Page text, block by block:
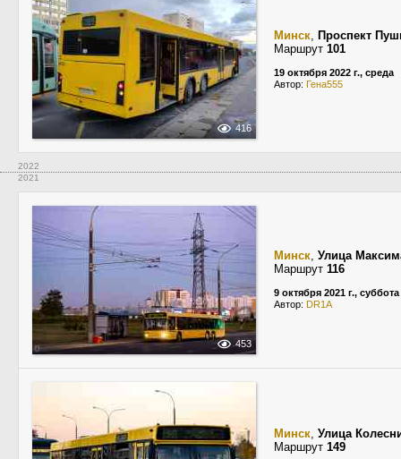
416
Минск, Проспект
Маршрут 101
19 октября 2022 г., среда
Автор: Гена555
2022
2021
453
Минск, Улица
Маршрут 116
9 октября 2021 г., суббота
Автор: DR1A
Минск, Улица
Маршрут 149